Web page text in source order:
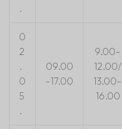
.
0
2
.
0
5
.
09.00
–17.00
9.00–
12.00/
13.00–
16.00